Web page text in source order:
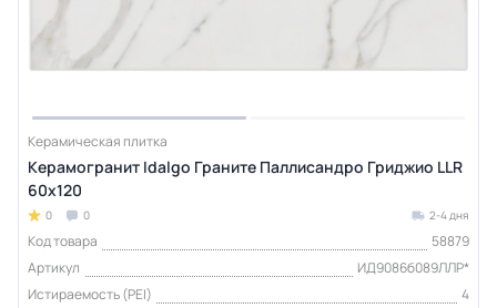
Керамическая плитка
Керамогранит Idalgo Граните Паллисандро Гриджио LLR
60x120
0 0 2-4 дня
Код товара
58879
Артикул
ИД9086б089ЛЛР*
Истираемость (PEI)
4